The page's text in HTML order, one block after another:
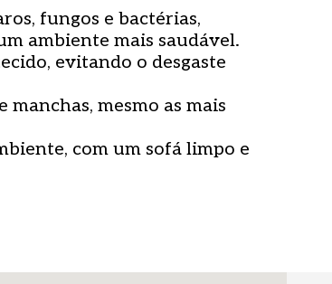
fungos e bactérias,
ambiente mais saudável.
evitando o desgaste
manchas, mesmo as mais
com um sofá limpo e